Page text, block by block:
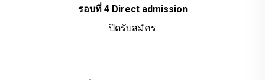
รอบที่ 4 Direct admission
ปิดรับสมัคร